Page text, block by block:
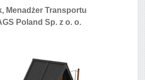
Menadżer Transportu
Poland Sp. z o. o.